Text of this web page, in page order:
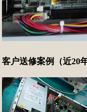
客户送修案例（近20